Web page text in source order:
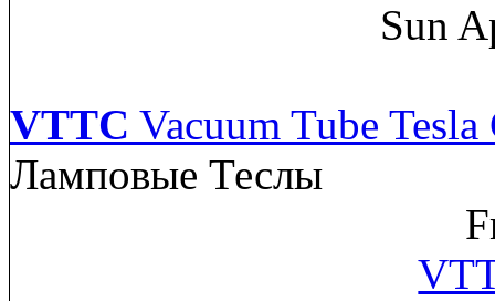
Sun
VTTC Vacuum Tube
Ламповые Теслы